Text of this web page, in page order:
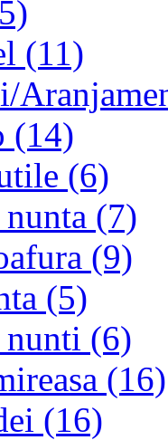
(11)
(14)
(6)
(7)
(9)
(5)
nunti (6)
(16)
(16)